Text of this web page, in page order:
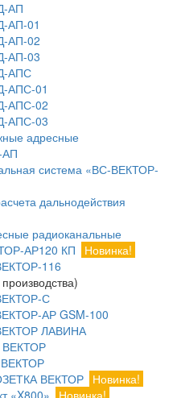
АП
АП-01
АП-02
АП-03
АПС
АПС-01
АПС-02
АПС-03
адресные
система «ВС-ВЕКТОР-
дальнодействия
радиоканальные
АР120 КП
Новинка!
116
С
АР GSM-100
ЛАВИНА
ВЕКТОР Новинка!
«X800»
Новинка!